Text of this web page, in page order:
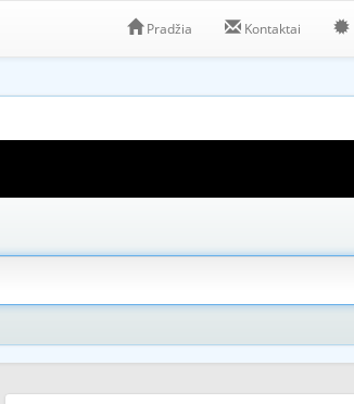
Pradžia Kontaktai